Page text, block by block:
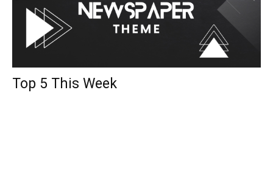
Top 5 This Week